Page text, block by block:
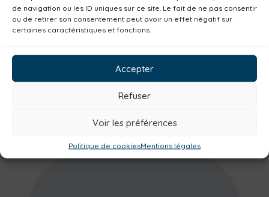
de navigation ou les ID uniques sur ce site. Le fait de ne pas consentir
ou de retirer son consentement peut avoir un effet négatif sur
certaines caractéristiques et fonctions.
Accepter
Refuser
Voir les préférences
Politique de cookiesMentions légales
Plan climat
Alimentation
Habitat
Economie
Jeunesse Sport
Urbanisme
Réemploi
Magazine